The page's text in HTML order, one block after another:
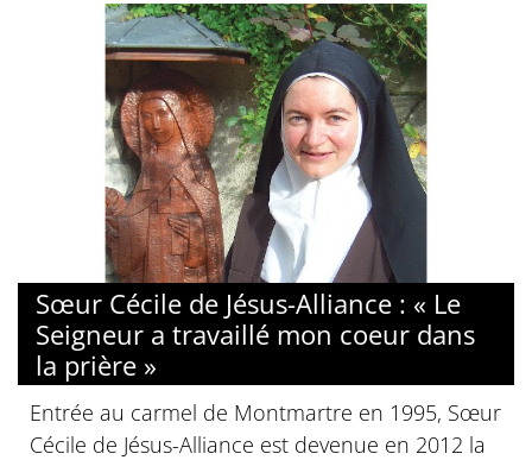
Sœur Cécile de Jésus-Alliance : « Le
Seigneur a travaillé mon coeur dans
la prière »
Entrée au carmel de Montmartre en 1995, Sœur
Cécile de Jésus-Alliance est devenue en 2012 la